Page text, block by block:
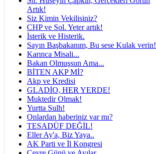
Artık!
Siz Kimin Vekilisiniz?
CHP ve Sol. Yeter artık!
İsterik ve Histerik.
Sayın Başbakanım, Bu sese Kulak verin!
Karınca Misali...
Bakan Olmuşsun Ama...
BİTEN AKP Mİ?
Akp ve Kredisi
GLADİO, HER YERDE!
Muktedir Olmak!
Yurtta Sulh!
Onlardan haberiniz var mı?
TESADÜF DEĞİL!
Eller Ay'a, Biz Yaya..
AK Parti ve İl Kongresi